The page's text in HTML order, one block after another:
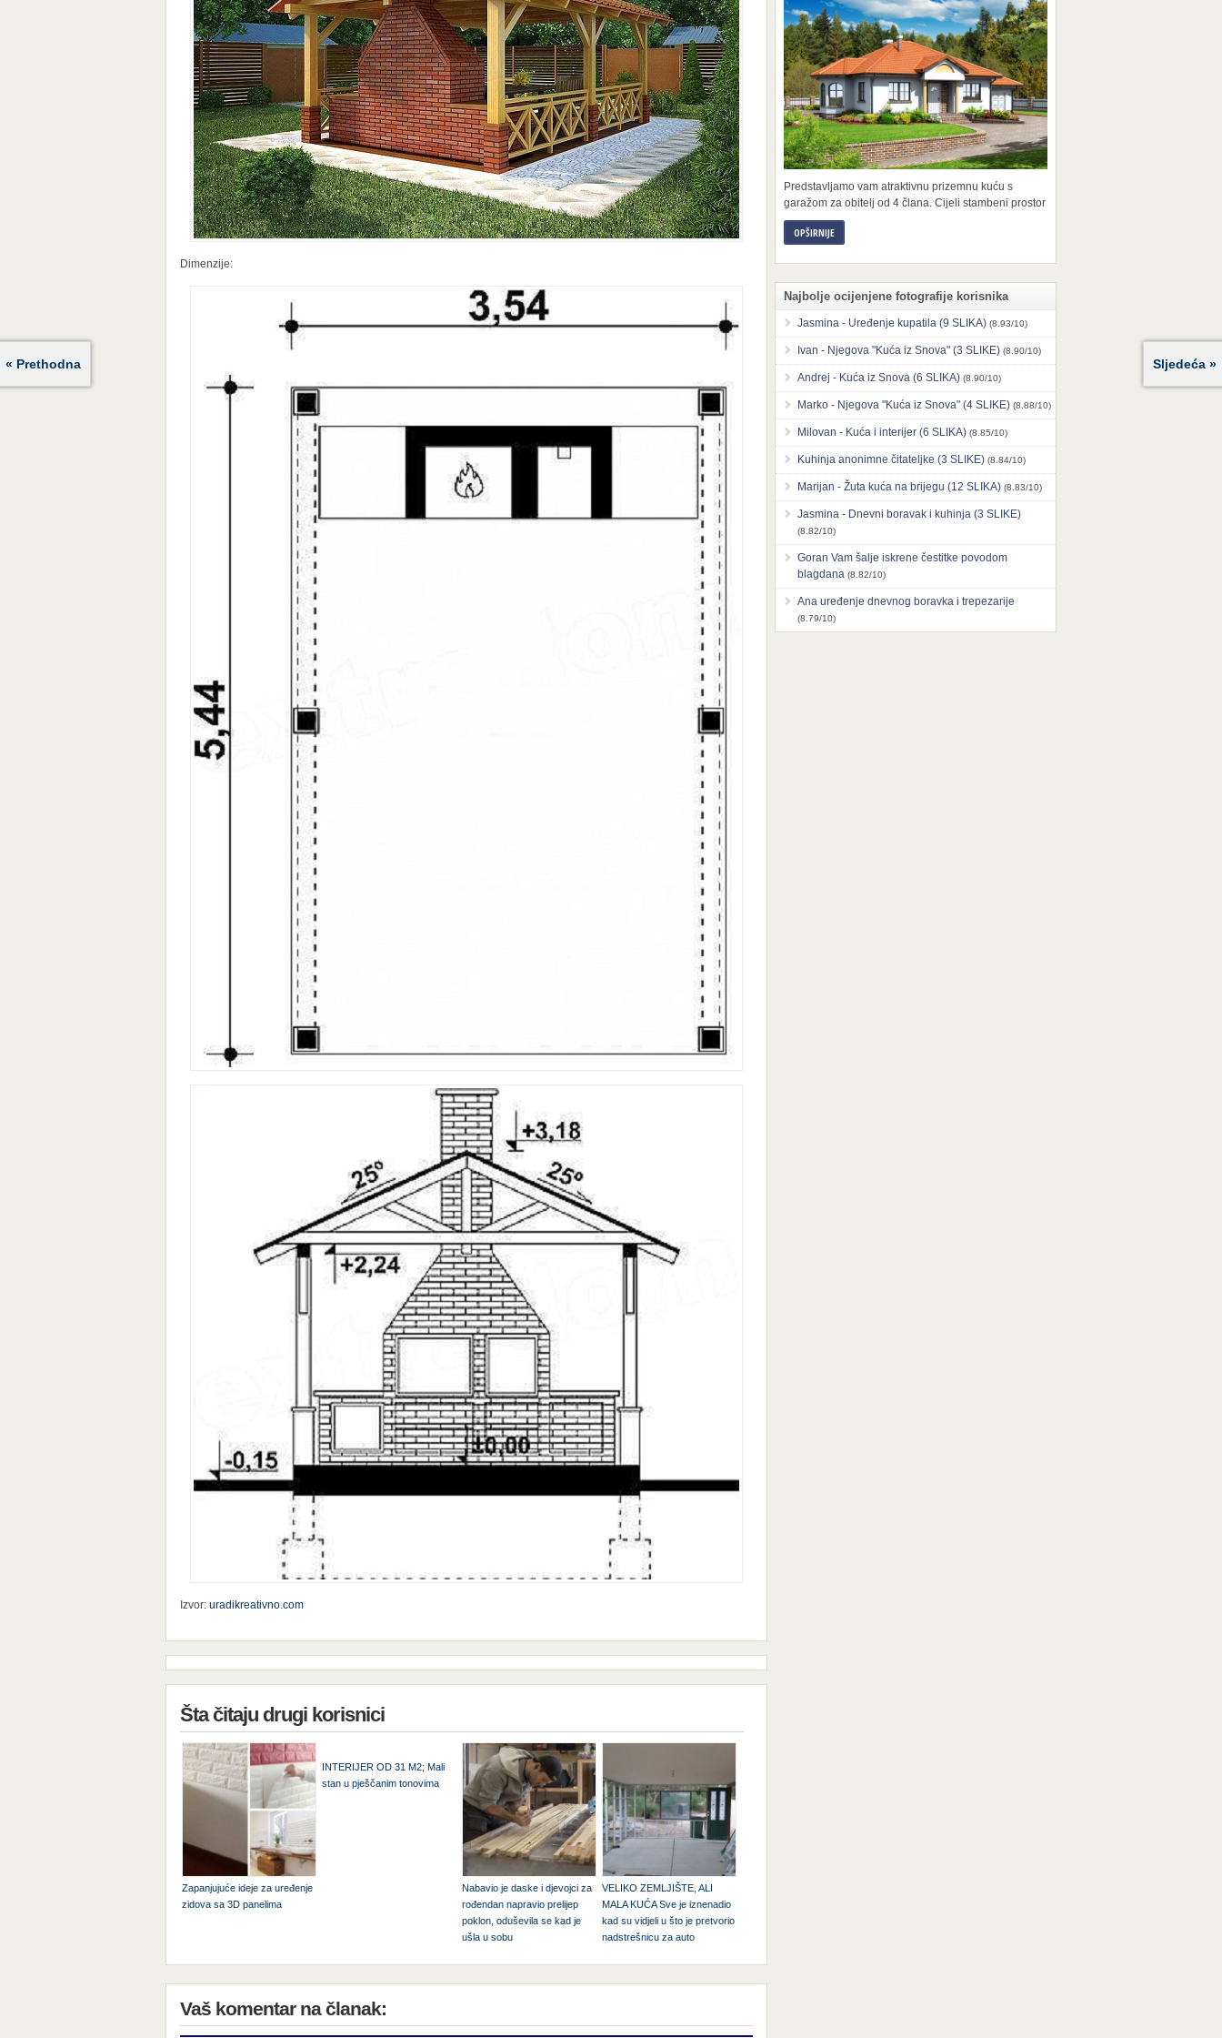
Dimenzije:
Izvor: uradikreativno.com
« Prethodna Sljedeća »
Šta čitaju drugi korisnici
Zapanjujuće ideje za uređenje
zidova sa 3D panelima
INTERIJER OD 31 M2; Mali
stan u pješčanim tonovima
Nabavio je daske i djevojci za
rođendan napravio prelijep
poklon, oduševila se kad je
ušla u sobu
VELIKO ZEMLJIŠTE, ALI
MALA KUĆA Sve je iznenadio
kad su vidjeli u što je pretvorio
nadstrešnicu za auto
Vaš komentar na članak:
Predstavljamo vam atraktivnu prizemnu kuću s
garažom za obitelj od 4 člana. Cijeli stambeni prostor
OPŠIRNIJE
Najbolje ocijenjene fotografije korisnika
Jasmina - Uređenje kupatila (9 SLIKA) (8.93/10)
Ivan - Njegova "Kuća iz Snova" (3 SLIKE) (8.90/10)
Andrej - Kuća iz Snova (6 SLIKA) (8.90/10)
Marko - Njegova "Kuća iz Snova" (4 SLIKE) (8.88/10)
Milovan - Kuća i interijer (6 SLIKA) (8.85/10)
Kuhinja anonimne čitateljke (3 SLIKE) (8.84/10)
Marijan - Žuta kuća na brijegu (12 SLIKA) (8.83/10)
Jasmina - Dnevni boravak i kuhinja (3 SLIKE)
(8.82/10)
Goran Vam šalje iskrene čestitke povodom
blagdana (8.82/10)
Ana uređenje dnevnog boravka i trepezarije
(8.79/10)